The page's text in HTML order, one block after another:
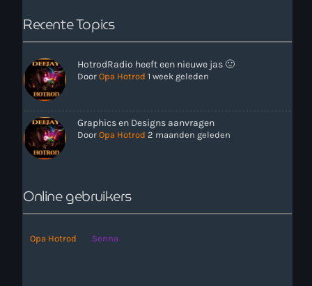
Recente Topics
HotrodRadio heeft een nieuwe jas 🙂
Door Opa Hotrod 1 week geleden
Graphics en Designs aanvragen
Door Opa Hotrod 2 maanden geleden
Online gebruikers
Opa Hotrod Senna